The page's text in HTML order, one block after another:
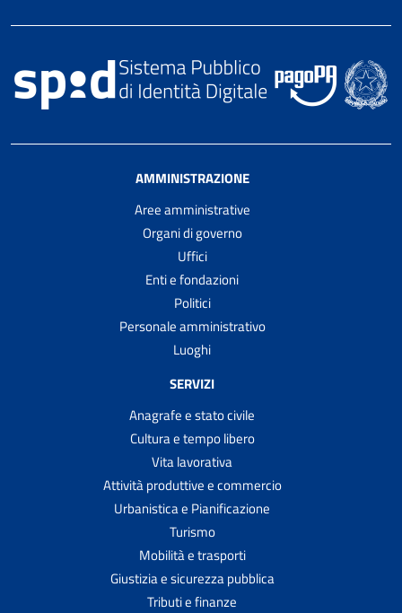
AMMINISTRAZIONE
Aree amministrative
Organi di governo
Uffici
Enti e fondazioni
Politici
Personale amministrativo
Luoghi
SERVIZI
Anagrafe e stato civile
Cultura e tempo libero
Vita lavorativa
Attività produttive e commercio
Urbanistica e Pianificazione
Turismo
Mobilità e trasporti
Giustizia e sicurezza pubblica
Tributi e finanze